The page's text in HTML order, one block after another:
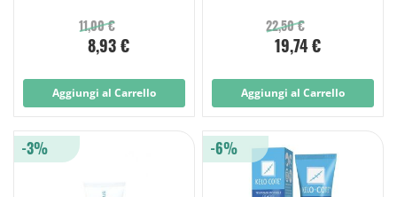
11,00 €
8,93 €
Aggiungi al Carrello
22,50 €
19,74 €
Aggiungi al Carrello
-3% -6%